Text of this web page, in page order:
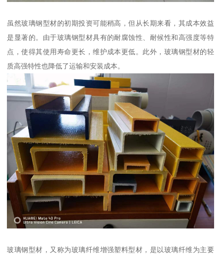
虽然玻璃钢型材的初期投资可能稍高，但从长期来看，其成本效益
是显著的。由于玻璃钢型材具有的耐腐蚀性、耐候性和高强度等特
点，使得其使用寿命更长，维护成本更低。此外，玻璃钢型材的轻
质高强特性也降低了运输和安装成本。
玻璃钢型材，又称为玻璃纤维增强塑料型材，是以玻璃纤维为主要